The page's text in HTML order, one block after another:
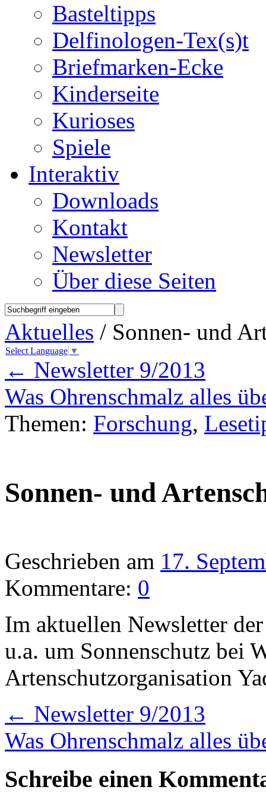
Basteltipps
Delfinologen-Tex(s)t
Briefmarken-Ecke
Kinderseite
Kurioses
Spiele
Interaktiv
Downloads
Kontakt
Newsletter
Über diese Seiten
Aktuelles / Sonnen- und
Select Language ▼
← Newsletter 9/2013
Was Ohrenschmalz alles
Themen: Forschung,
Sonnen- und
Geschrieben am 17.
Kommentare: 0
Im aktuellen Newsletter
u.a. um Sonnenschutz bei
Artenschutzorganisation
← Newsletter 9/2013
Was Ohrenschmalz alles
Schreibe einen